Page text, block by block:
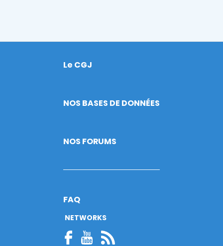
Footer
Le CGJ
NOS BASES DE DONNÉES
NOS FORUMS
FAQ
NETWORKS